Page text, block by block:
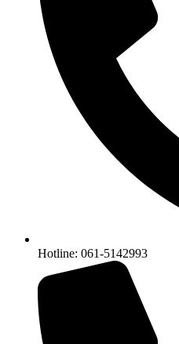
Hotline: 061-5142993